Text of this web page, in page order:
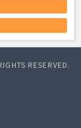
RESERVED.